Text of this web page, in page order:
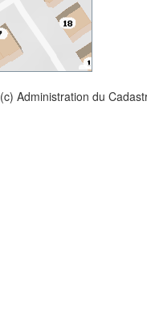
(c) Administration du